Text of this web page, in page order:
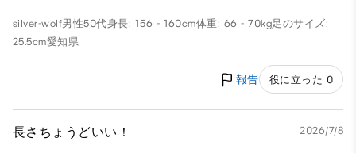
silver-wolf男性50代身長: 156 - 160cm体重: 66 - 70kg足のサイズ:
25.5cm愛知県
報告 役に立った 0
長さちょうどいい！ 2026/7/8